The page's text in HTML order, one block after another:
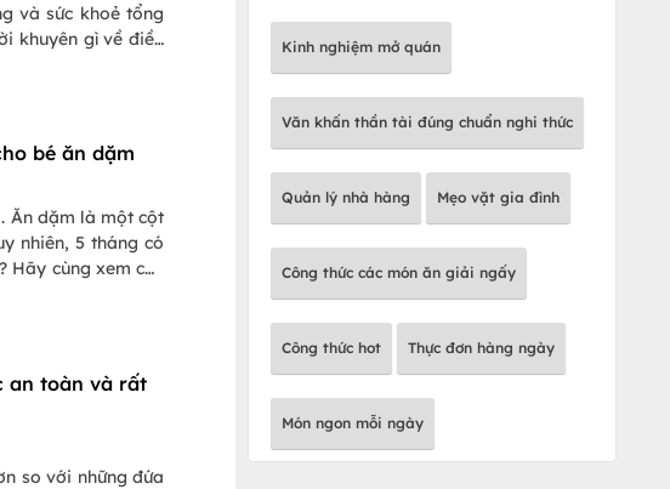
khuyên gì về điều
bé ăn dặm
Ăn dặm là một cột
nhiên, 5 tháng có
cùng xem các
an toàn và rất
so với những đứa
Kinh nghiệm mở quán
Văn khấn thần tài đúng chuẩn nghi thức
Quản lý nhà hàng Mẹo vặt gia đình
Công thức các món ăn giải ngấy
Công thức hot Thực đơn hàng ngày
Món ngon mỗi ngày